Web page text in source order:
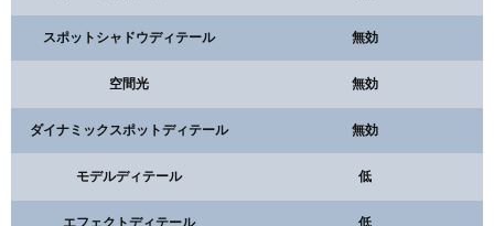
スポットシャドウディテール 無効
空間光 無効
ダイナミックスポットディテール 無効
モデルディテール 低
エフェクトディテール 低